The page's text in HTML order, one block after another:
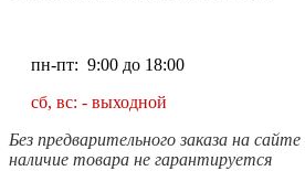
пн-пт: 9:00 до 18:00
сб, вс: - выходной
Без предварительного заказа на
наличие товара не гарантируется